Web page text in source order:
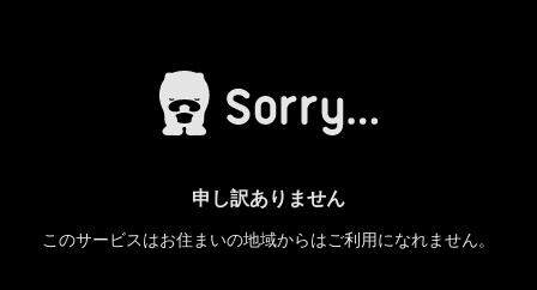
申し訳ありません
このサービスはお住まいの地域からはご利用になれません。